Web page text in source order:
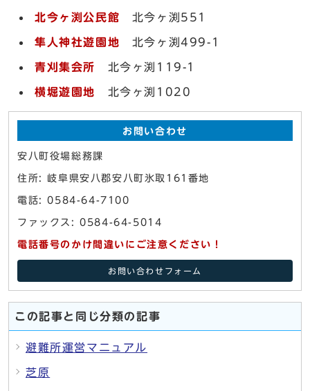
北今ヶ渕公民館 北今ヶ渕551
隼人神社遊園地 北今ヶ渕499-1
青刈集会所 北今ヶ渕119-1
横堀遊園地 北今ヶ渕1020
お問い合わせ
安八町役場総務課
住所: 岐阜県安八郡安八町氷取161番地
電話: 0584-64-7100
ファックス: 0584-64-5014
電話番号のかけ間違いにご注意ください！
お問い合わせフォーム
この記事と同じ分類の記事
避難所運営マニュアル
芝原